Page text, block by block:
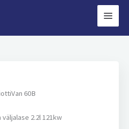
60B
väljalase 2.2l 121kw